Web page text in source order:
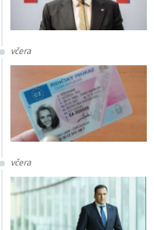
včera
včera